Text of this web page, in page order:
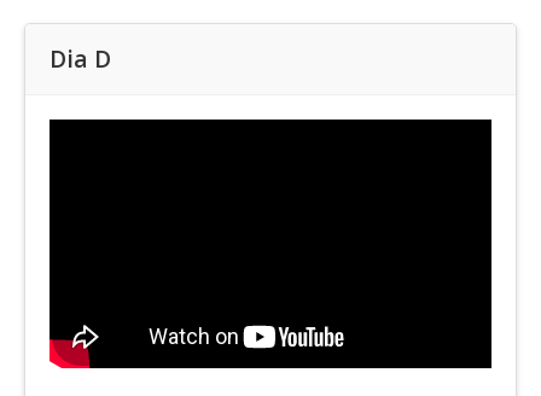
Dia D